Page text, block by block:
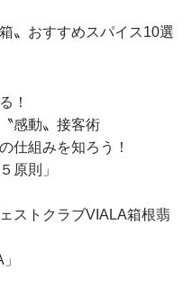
〟おすすめスパイス10選
！
感動〟接客術
仕組みを知ろう！
原則」
ストクラブVIALA箱根翡